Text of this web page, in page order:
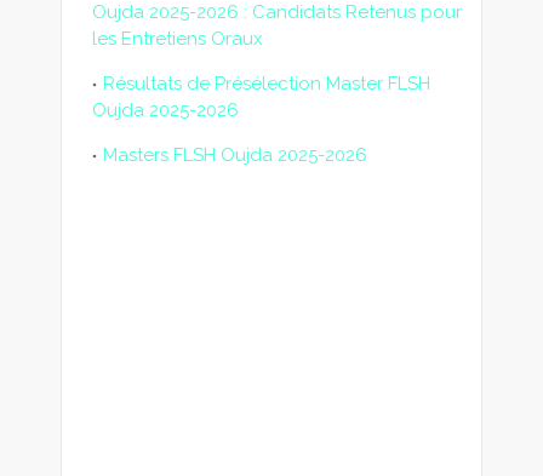
Oujda 2025-2026 : Candidats Retenus pour
les Entretiens Oraux
Résultats de Présélection Master FLSH
Oujda 2025-2026
Masters FLSH Oujda 2025-2026